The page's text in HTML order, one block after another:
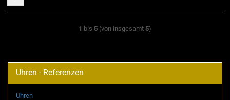
1 bis 5 (von insgesamt 5)
Uhren - Referenzen
Uhren